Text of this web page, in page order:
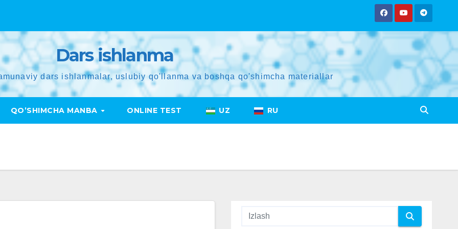
Dars ishlanma
dars ishlanmalar, uslubiy qo'llanma va boshqa qo'shimcha materiallar
QO’SHIMCHA MANBA ONLINE TEST UZ RU